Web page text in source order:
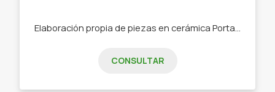
CONSULTAR